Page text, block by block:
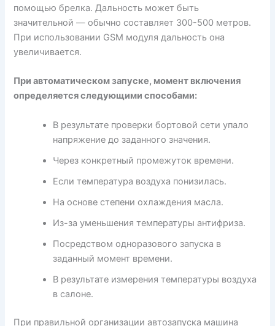
помощью брелка. Дальность может быть
значительной — обычно составляет 300-500 метров.
При использовании GSM модуля дальность она
увеличивается.
При автоматическом запуске, момент включения
определяется следующими способами:
В результате проверки бортовой сети упало
напряжение до заданного значения.
Через конкретный промежуток времени.
Если температура воздуха понизилась.
На основе степени охлаждения масла.
Из-за уменьшения температуры антифриза.
Посредством одноразового запуска в
заданный момент времени.
В результате измерения температуры воздуха
в салоне.
При правильной организации автозапуска машина